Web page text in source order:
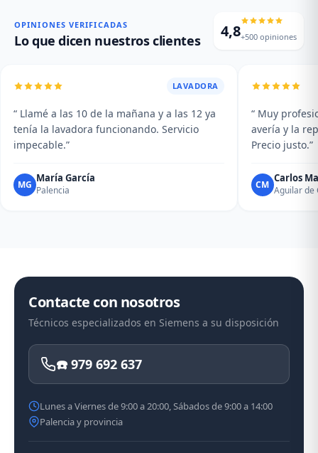
plato giratorio.
limpieza profesional de su
OPINIONES VERIFICADAS
Lo que dicen nuestros clientes 4,8+500 opiniones
LAVADORA
“ Llamé a las 10 de la mañana y a las 12 ya
tenía la lavadora funcionando. Servicio
impecable.”
MG
María García
Palencia
“ Muy
avería y la
Precio justo.”
CM
Carlos
Aguilar de
Contacte con nosotros
Técnicos especializados en Siemens a su disposición
☎️ 979 692 637
Lunes a Viernes de 9:00 a 20:00, Sábados de 9:00 a 14:00
Palencia y provincia